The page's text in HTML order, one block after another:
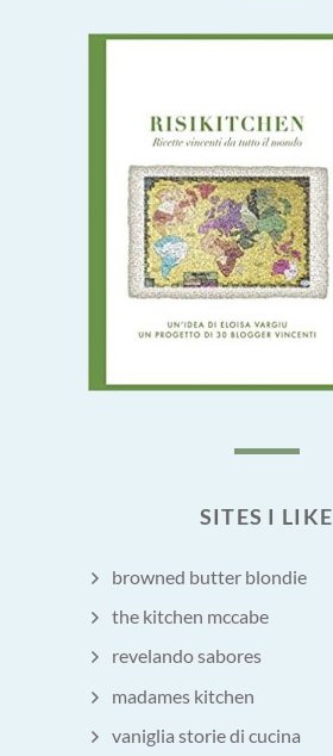
SITES I LIKE
browned butter blondie
the kitchen mccabe
revelando sabores
madames kitchen
vaniglia storie di cucina